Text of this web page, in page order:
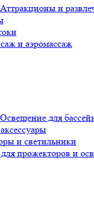
Аттракционы и
и аэромассаж
Освещение для
и светильники
прожекторов и